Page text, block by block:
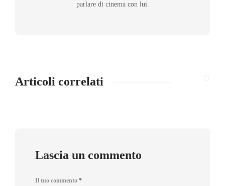
parlare di cinema con lui.
Articoli correlati
Lascia un commento
Il tuo commento *